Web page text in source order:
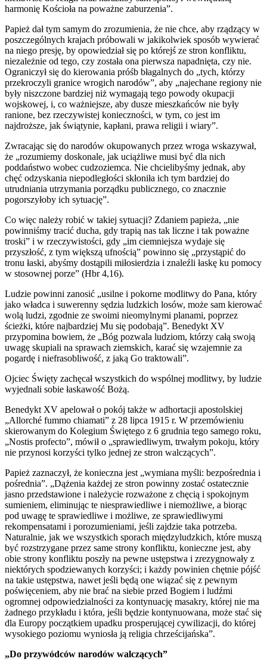
harmonię Kościoła na poważne zaburzenia”.
Papież dał tym samym do zrozumienia, że nie chce, aby rządzący w
poszczególnych krajach próbowali w jakikolwiek sposób wywierać
na niego presję, by opowiedział się po którejś ze stron konfliktu,
niezależnie od tego, czy została ona pierwsza napadnięta, czy nie.
Ograniczył się do kierowania próśb błagalnych do „tych, którzy
przekroczyli granice wrogich narodów”, aby „najechane regiony nie
były niszczone bardziej niż wymagają tego powody okupacji
wojskowej, i, co ważniejsze, aby dusze mieszkańców nie były
ranione, bez rzeczywistej konieczności, w tym, co jest im
najdroższe, jak świątynie, kapłani, prawa religii i wiary”.
Zwracając się do narodów okupowanych przez wroga wskazywał,
że „rozumiemy doskonale, jak uciążliwe musi być dla nich
poddaństwo wobec cudzoziemca. Nie chcielibyśmy jednak, aby
chęć odzyskania niepodległości skłoniła ich tym bardziej do
utrudniania utrzymania porządku publicznego, co znacznie
pogorszyłoby ich sytuację”.
Co więc należy robić w takiej sytuacji? Zdaniem papieża, „nie
powinniśmy tracić ducha, gdy trapią nas tak liczne i tak poważne
troski” i w rzeczywistości, gdy „im ciemniejsza wydaje się
przyszłość, z tym większą ufnością” powinno się „przystąpić do
tronu łaski, abyśmy dostąpili miłosierdzia i znaleźli łaskę ku pomocy
w stosownej porze” (Hbr 4,16).
Ludzie powinni zanosić „usilne i pokorne modlitwy do Pana, który
jako władca i suwerenny sędzia ludzkich losów, może sam kierować
wolą ludzi, zgodnie ze swoimi nieomylnymi planami, poprzez
ścieżki, które najbardziej Mu się podobają”. Benedykt XV
przypomina bowiem, że „Bóg pozwala ludziom, którzy całą swoją
uwagę skupiali na sprawach ziemskich, karać się wzajemnie za
pogardę i niefrasobliwość, z jaką Go traktowali”.
Ojciec Święty zachęcał wszystkich do wspólnej modlitwy, by ludzie
wyjednali sobie łaskawość Bożą.
Benedykt XV apelował o pokój także w adhortacji apostolskiej
„Allorché fummo chiamati” z 28 lipca 1915 r. W przemówieniu
skierowanym do Kolegium Świętego z 6 grudnia tego samego roku,
„Nostis profecto”, mówił o „sprawiedliwym, trwałym pokoju, który
nie przynosi korzyści tylko jednej ze stron walczących”.
Papież zaznaczył, że konieczna jest „wymiana myśli: bezpośrednia i
pośrednia”. „Dążenia każdej ze stron powinny zostać ostatecznie
jasno przedstawione i należycie rozważone z chęcią i spokojnym
sumieniem, eliminując te niesprawiedliwe i niemożliwe, a biorąc
pod uwagę te sprawiedliwe i możliwe, ze sprawiedliwymi
rekompensatami i porozumieniami, jeśli zajdzie taka potrzeba.
Naturalnie, jak we wszystkich sporach międzyludzkich, które muszą
być rozstrzygane przez same strony konfliktu, konieczne jest, aby
obie strony konfliktu poszły na pewne ustępstwa i zrezygnowały z
niektórych spodziewanych korzyści; i każdy powinien chętnie pójść
na takie ustępstwa, nawet jeśli będą one wiązać się z pewnym
poświęceniem, aby nie brać na siebie przed Bogiem i ludźmi
ogromnej odpowiedzialności za kontynuację masakry, której nie ma
żadnego przykładu i która, jeśli będzie kontynuowana, może stać się
dla Europy początkiem upadku prosperującej cywilizacji, do której
wysokiego poziomu wyniosła ją religia chrześcijańska”.
„Do przywódców narodów walczących”